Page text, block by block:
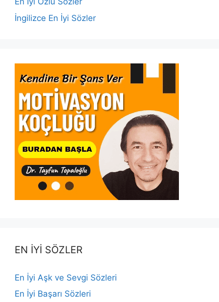
İngilizce En İyi Sözler
EN İYİ SÖZLER
En İyi Aşk ve Sevgi Sözleri
En İyi Başarı Sözleri